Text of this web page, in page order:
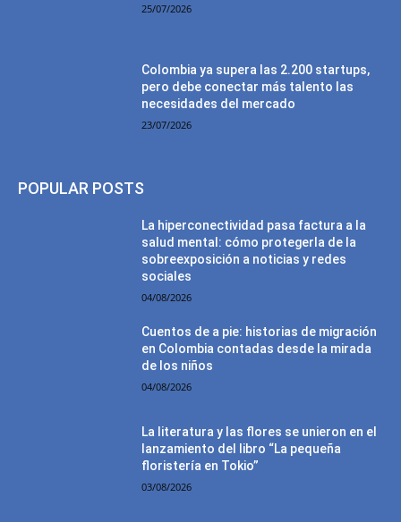
25/07/2026
Colombia ya supera las 2.200 startups,
pero debe conectar más talento las
necesidades del mercado
23/07/2026
POPULAR POSTS
La hiperconectividad pasa factura a la
salud mental: cómo protegerla de la
sobreexposición a noticias y redes
sociales
04/08/2026
Cuentos de a pie: historias de migración
en Colombia contadas desde la mirada
de los niños
04/08/2026
La literatura y las flores se unieron en el
lanzamiento del libro “La pequeña
floristería en Tokio”
03/08/2026